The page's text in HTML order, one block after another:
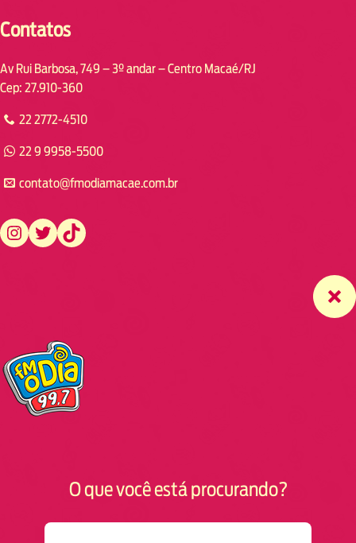
Contatos
Av Rui Barbosa, 749 – 3º andar – Centro Macaé/RJ
Cep: 27.910-360
22 2772-4510
22 9 9958-5500
contato@fmodiamacae.com.br
https://www.instagram.com/fmodia.macae/ https://twitter.com/fmodia.macae/ https://www.tiktok.com/@fmodia.macae
O que você está procurando?